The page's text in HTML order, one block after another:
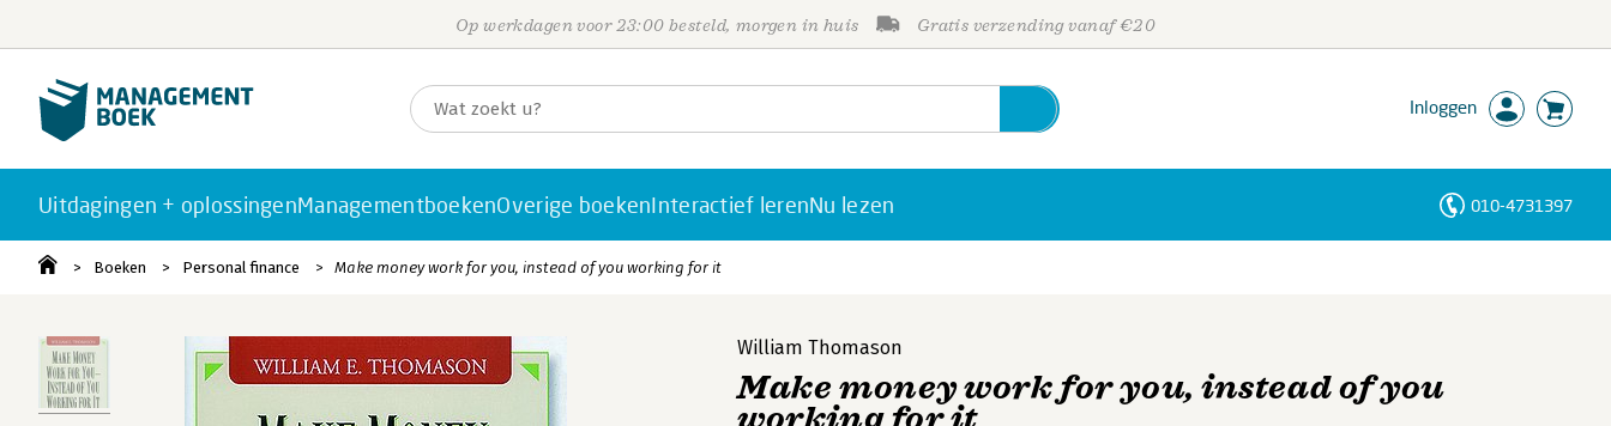
Op werkdagen voor 23:00 besteld, morgen in huis Gratis verzending vanaf €20
Inloggen
Uitdagingen + oplossingenManagementboekenOverige boekenInteractief lerenNu lezen 010-4731397
Boeken Personal finance Make money work for you, instead of you working for it
William Thomason
Make money work for you, instead of you
Personen